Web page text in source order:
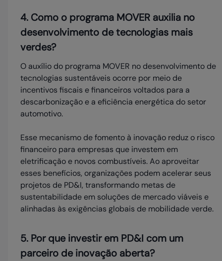
4. Como o programa MOVER auxilia no
desenvolvimento de tecnologias mais
verdes?
O auxílio do programa MOVER no desenvolvimento de
tecnologias sustentáveis ocorre por meio de
incentivos fiscais e financeiros voltados para a
descarbonização e a eficiência energética do setor
automotivo.
Esse mecanismo de fomento à inovação reduz o risco
financeiro para empresas que investem em
eletrificação e novos combustíveis. Ao aproveitar
esses benefícios, organizações podem acelerar seus
projetos de PD&I, transformando metas de
sustentabilidade em soluções de mercado viáveis e
alinhadas às exigências globais de mobilidade verde.
5. Por que investir em PD&I com um
parceiro de inovação aberta?